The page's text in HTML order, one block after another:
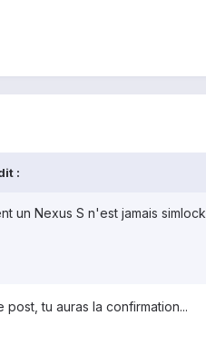
:
un Nexus S n'est jamais simlock
tu auras la confirmation...